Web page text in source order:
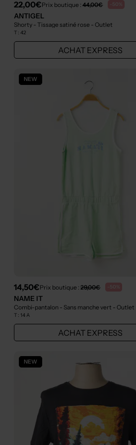
22,00€Prix boutique :44,00€ -50%
ANTIGEL
Shorty - Tissage satiné rose - Outlet
T :42
ACHAT EXPRESS
NEW
14,50€Prix boutique :29,00€ -50%
NAME IT
Combi-pantalon - Sans manche vert - Outlet
T :14 A
ACHAT EXPRESS
NEW